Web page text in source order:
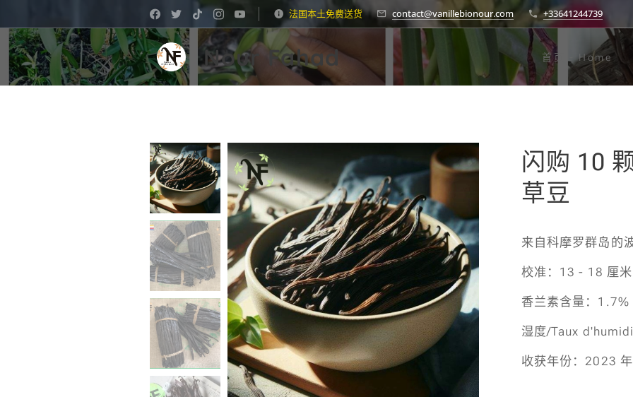
法国本土免费送货 contact@vanillebionour.com +33641244739
Nour Fahad 首页 - Home
闪购 10
草豆
来自科摩罗群岛的
校准：13 - 18 厘米
香兰素含量：1.7%
湿度/Taux
收获年份：2023 年